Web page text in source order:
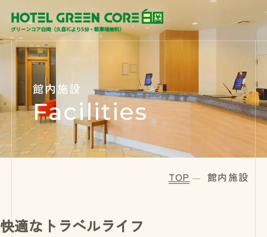
館内施設
Facilities
TOP 館内施設
快適なトラベルライフ